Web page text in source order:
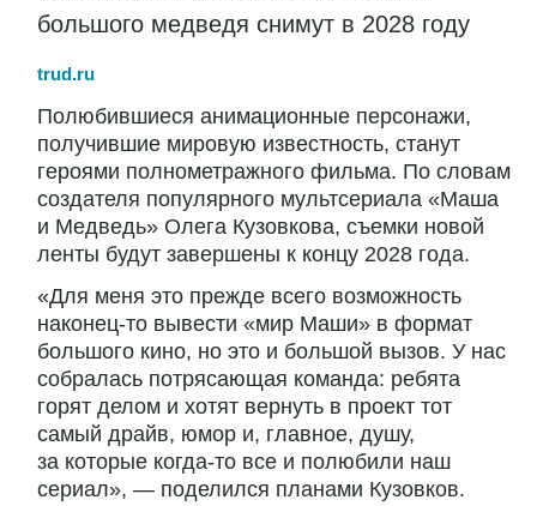
большого медведя снимут в 2028 году
trud.ru
Полюбившиеся анимационные персонажи,
получившие мировую известность, станут
героями полнометражного фильма. По словам
создателя популярного мультсериала «Маша
и Медведь» Олега Кузовкова, съемки новой
ленты будут завершены к концу 2028 года.
«Для меня это прежде всего возможность
наконец-то вывести «мир Маши» в формат
большого кино, но это и большой вызов. У нас
собралась потрясающая команда: ребята
горят делом и хотят вернуть в проект тот
самый драйв, юмор и, главное, душу,
за которые когда-то все и полюбили наш
сериал», — поделился планами Кузовков.